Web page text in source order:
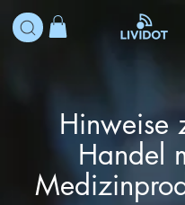
Hinweise
Handel